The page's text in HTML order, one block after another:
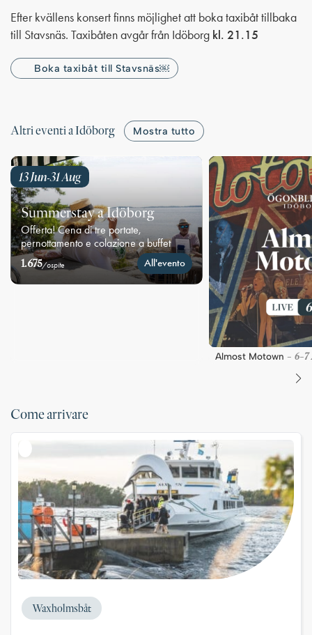
Efter kvällens konsert finns möjlighet att boka taxibåt tillbaka
till Stavsnäs. Taxibåten avgår från Idöborg kl. 21.15
Boka taxibåt till Stavsnäs￼
Altri eventi a Idöborg Mostra tutto
13 Jun-31 Aug
Summerstay a Idöborg
Offerta! Cena di tre portate,
pernottamento e colazione a buffet
1.675/ospite All'evento
Almost Motown - 6-7
Come arrivare
Waxholmsbåt